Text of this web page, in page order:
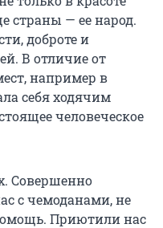
страны — ее народ.
доброте и
В отличие от
например в
себя ходячим
человеческое
Совершенно
с чемоданами, не
Приютили нас